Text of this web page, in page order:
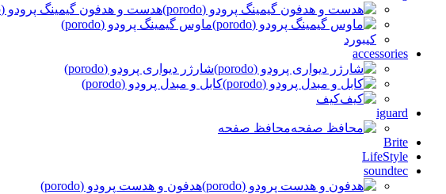
هدست و هدفون گیمینگ پرودو (porodo)
ماوس گیمینگ پرودو (porodo)
کیبورد
accessories
شارژر دیواری پرودو (porodo)
کابل و مبدل پرودو (porodo)
کیف
iguard
محافظ صفحه
Brite
LifeStyle
soundtec
هدفون و هدست پرودو (porodo)